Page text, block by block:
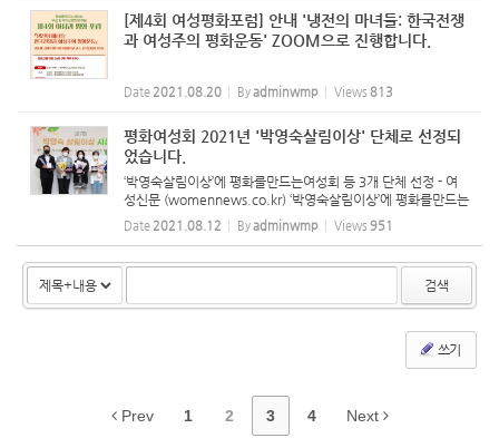
[제4회 여성평화포럼] 안내 '냉전의 마녀들: 한국전쟁
과 여성주의 평화운동' ZOOM으로 진행합니다.
Date 2021.08.20 Byadminwmp Views 813
평화여성회 2021년 '박영숙살림이상' 단체로 선정되
었습니다.
‘박영숙살림이상’에 평화를만드는여성회 등 3개 단체 선정 - 여
성신문 (womennews.co.kr) ‘박영숙살림이상’에 평화를만드는
여성회 등 3개 단체 선정 이하나 기자 승인 2021.05.28 10:0
6 수정 2021-05-29 10:19 댓글 0 기사공유하기 프린트 메일
Date 2021.08.12 Byadminwmp Views 951
검색
쓰기
Prev 1 2 3 4 Next